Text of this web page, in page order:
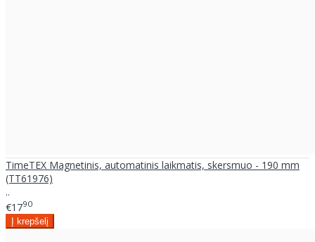
TimeTEX Magnetinis, automatinis laikmatis, skersmuo - 190 mm
(TT61976)
..
€1790